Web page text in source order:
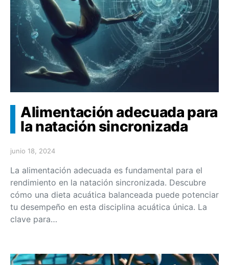
Alimentación adecuada para
la natación sincronizada
junio 18, 2024
La alimentación adecuada es fundamental para el
rendimiento en la natación sincronizada. Descubre
cómo una dieta acuática balanceada puede potenciar
tu desempeño en esta disciplina acuática única. La
clave para…